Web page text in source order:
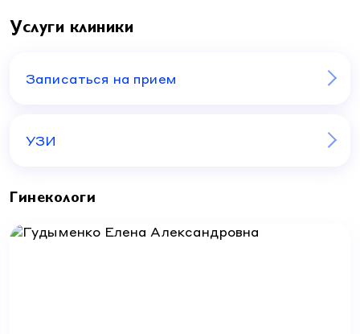
Услуги клиники
Записаться на прием
УЗИ
Гинекологи